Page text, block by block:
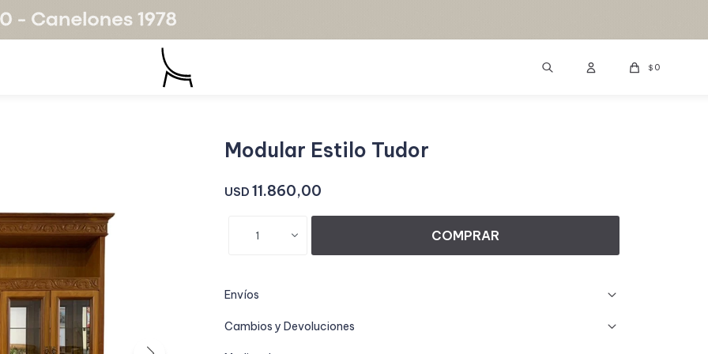
$ 0
Modular Estilo Tudor
USD 11.860,00
1 COMPRAR
Envíos
Cambios y Devoluciones